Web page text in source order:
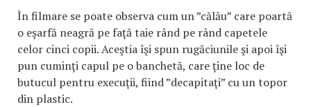
În filmare se poate observa cum un ”călău” care poartă
o eşarfă neagră pe faţă taie rând pe rând capetele
celor cinci copii. Aceştia îşi spun rugăciunile şi apoi îşi
pun cuminţi capul pe o banchetă, care ţine loc de
butucul pentru execuţii, fiind ”decapitaţi” cu un topor
din plastic.